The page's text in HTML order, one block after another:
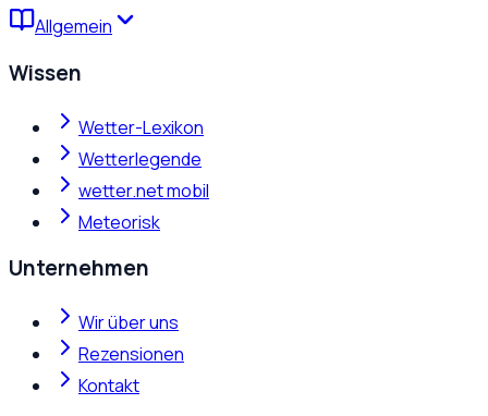
Allgemein
Wissen
Wetter-Lexikon
Wetterlegende
wetter.net mobil
Meteorisk
Unternehmen
Wir über uns
Rezensionen
Kontakt